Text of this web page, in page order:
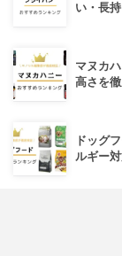
い・長
マヌカ
高さを
ドッグ
ルギー